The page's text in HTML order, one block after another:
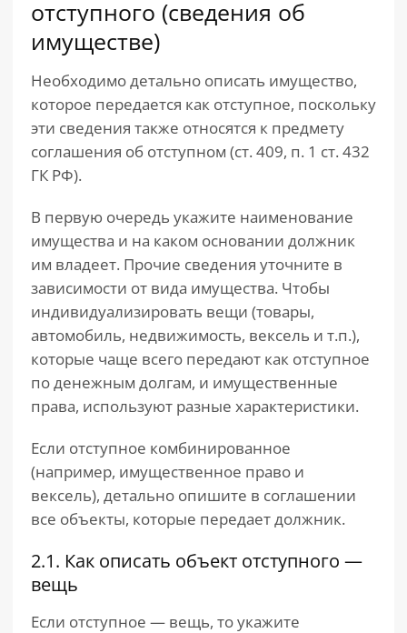
отступного (сведения об
имуществе)
Необходимо детально описать имущество,
которое передается как отступное, поскольку
эти сведения также относятся к предмету
соглашения об отступном (ст. 409, п. 1 ст. 432
ГК РФ).
В первую очередь укажите наименование
имущества и на каком основании должник
им владеет. Прочие сведения уточните в
зависимости от вида имущества. Чтобы
индивидуализировать вещи (товары,
автомобиль, недвижимость, вексель и т.п.),
которые чаще всего передают как отступное
по денежным долгам, и имущественные
права, используют разные характеристики.
Если отступное комбинированное
(например, имущественное право и
вексель), детально опишите в соглашении
все объекты, которые передает должник.
2.1. Как описать объект отступного —
вещь
Если отступное — вещь, то укажите